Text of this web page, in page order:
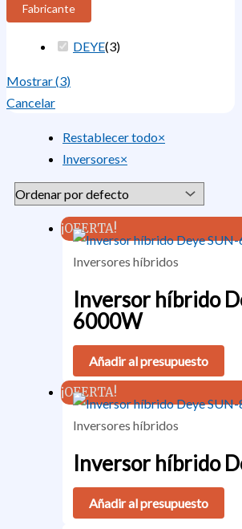
Fabricante
DEYE(3)
Mostrar(3)
Cancelar
Restablecer todo×
Inversores×
¡OFERTA!
Inversores híbridos
Inversor híbrido
6000W
Añadir al presupuesto
¡OFERTA!
Inversores híbridos
Inversor híbrido
Añadir al presupuesto